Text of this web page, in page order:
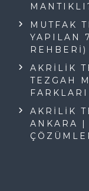
MUTFAK
YAPILAN
REHBERI)
AKRILIK
TEZGAH
FARKLARI
AKRILIK
ANKARA |